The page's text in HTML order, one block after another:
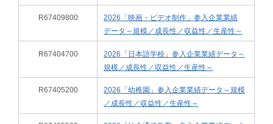
R67409800
2026「映画・ビデオ制作」参入企業業績
データ～規模／成長性／収益性／生産性～
R67404700
2026「日本語学校」参入企業業績データ～
規模／成長性／収益性／生産性～
R67405200
2026「幼稚園」参入企業業績データ～規模
／成長性／収益性／生産性～